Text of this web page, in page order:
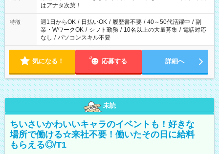
はアナタ次第！
特徴 週1日からOK / 日払いOK / 履歴書不要 / 40～50代活躍中 / 副
業・WワークOK / シフト勤務 / 10名以上の大量募集 / 電話対応
なし / パソコンスキル不要
気になる！ 応募する 詳細へ
未読
ちいさいかわいいキャラのイベントも！好きな
場所で働ける☆来社不要！働いたその日に給料
もらえる◎/T1